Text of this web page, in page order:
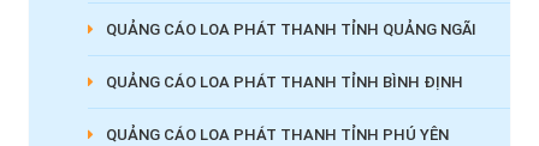
QUẢNG CÁO LOA PHÁT THANH TỈNH QUẢNG NGÃI
QUẢNG CÁO LOA PHÁT THANH TỈNH BÌNH ĐỊNH
QUẢNG CÁO LOA PHÁT THANH TỈNH PHÚ YÊN